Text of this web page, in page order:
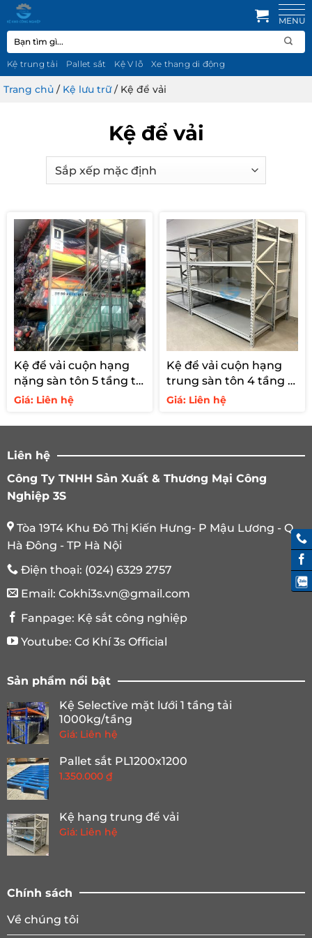
qua
nội
dung
Tìm
kiếm:
Kệ trung tải Pallet sắt Kệ V lỗ Xe thang di động
Trang chủ / Kệ lưu trữ/ Kệ để vải
Kệ để vải
Kệ để vải cuộn hạng
nặng sàn tôn 5 tầng tải
1300kg
Giá: Liên hệ
Kệ để vải cuộn hạng
trung sàn tôn 4 tầng –
tải 700kg
Giá: Liên hệ
Liên hệ
Công Ty TNHH Sản Xuất & Thương Mại Công
Nghiệp 3S
Tòa 19T4 Khu Đô Thị Kiến Hưng- P Mậu Lương - Q.
Hà Đông - TP Hà Nội
Điện thoại: (024) 6329 2757
Email: Cokhi3s.vn@gmail.com
Fanpage: Kệ sắt công nghiệp
Youtube: Cơ Khí 3s Official
Sản phẩm nổi bật
Kệ Selective mặt lưới 1 tầng tải
1000kg/tầng
Giá: Liên hệ
Pallet sắt PL1200x1200
1.350.000 ₫
Kệ hạng trung để vải
Giá: Liên hệ
Chính sách
Về chúng tôi